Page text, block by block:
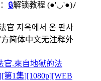
🔒解锁教程 (●'◡'●)ﾉ
官 지옥에서 온 판사
方简体中文无注释外
官.來自地獄的法
第1集][1080p][WEB